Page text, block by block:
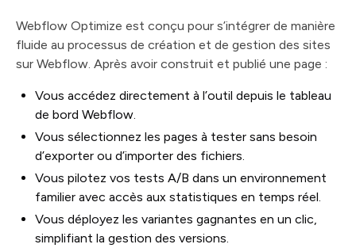
Webflow Optimize est conçu pour s’intégrer de manière
fluide au processus de création et de gestion des sites
sur Webflow. Après avoir construit et publié une page :
Vous accédez directement à l’outil depuis le tableau
de bord Webflow.
Vous sélectionnez les pages à tester sans besoin
d’exporter ou d’importer des fichiers.
Vous pilotez vos tests A/B dans un environnement
familier avec accès aux statistiques en temps réel.
Vous déployez les variantes gagnantes en un clic,
simplifiant la gestion des versions.